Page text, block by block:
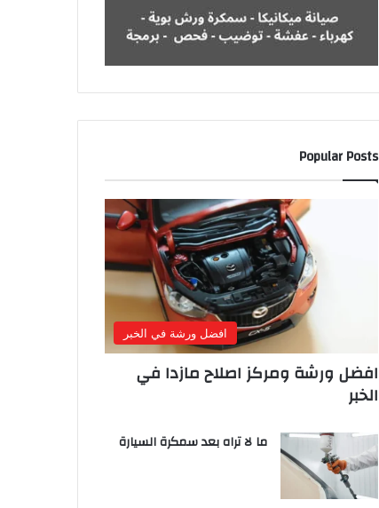
Popular Posts
افضل ورشة في الخبر
افضل ورشة ومركز اصلاح مازدا في
الخبر
ما لا تراه بعد سمكرة السيارة